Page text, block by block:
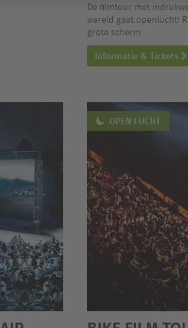
De filmtour met
wereld gaat openlucht!
grote scherm.
Informatie & Tickets
OPEN LUCHT